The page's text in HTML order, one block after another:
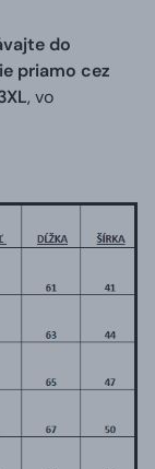
do
priamo cez
, vo